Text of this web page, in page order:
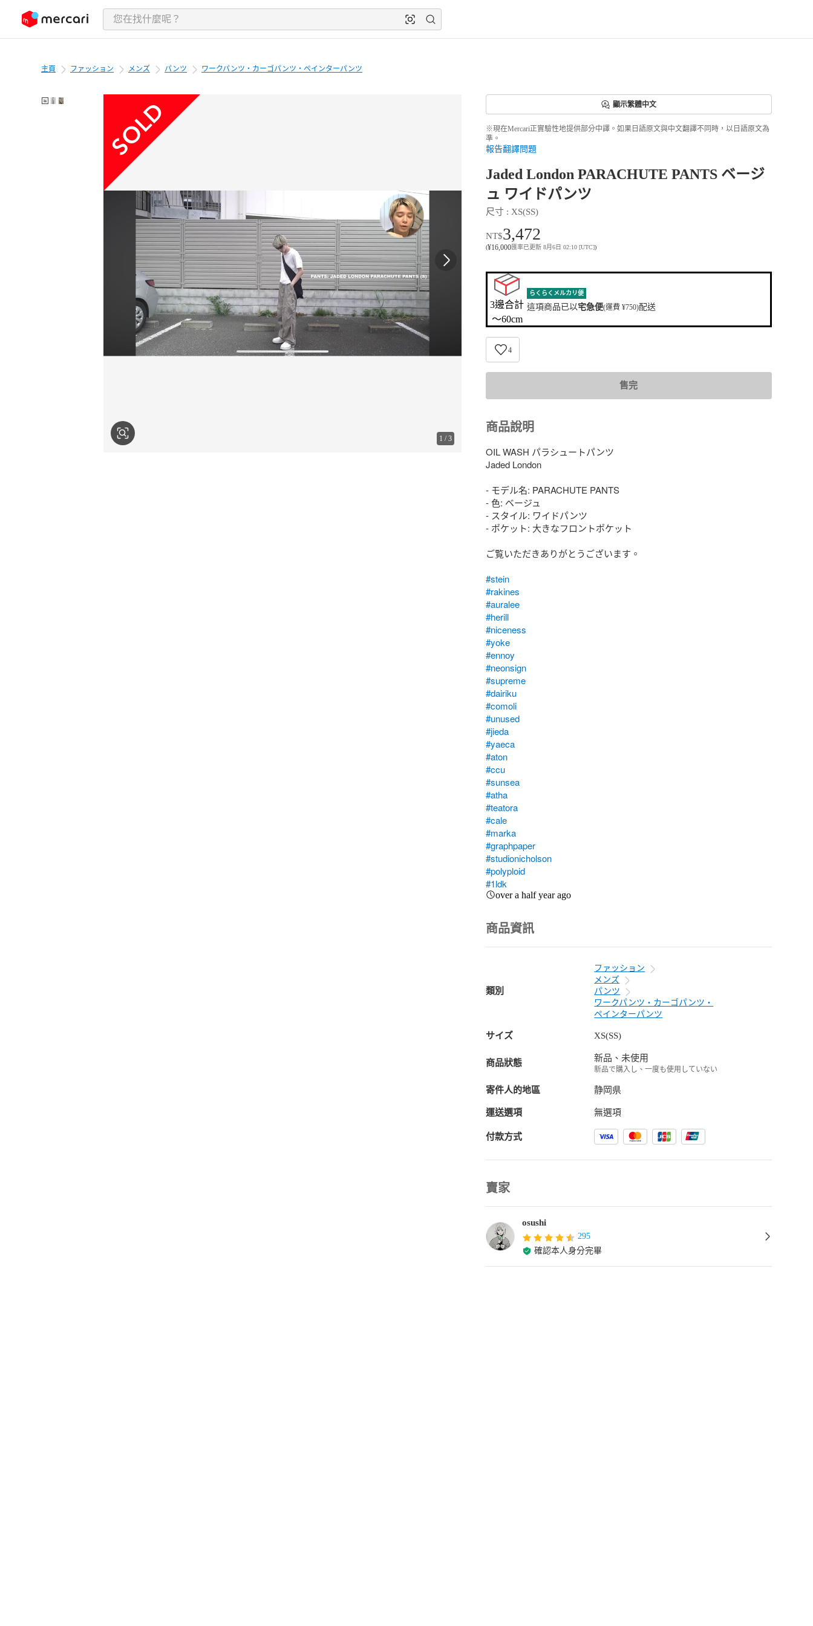
至內容
主頁 ファッション メンズ パンツ ワークパンツ・カーゴパンツ・ペインターパンツ
1 /3
顯示繁體中文
※現在Mercari正實驗性地提供部分中譯。如果日語原文與中文翻譯不同時，以日語原文為
準。
報告翻譯問題
Jaded London PARACHUTE PANTS ベージ
ュ ワイドパンツ
尺寸 : XS(SS)
NT$3,472
(¥16,000匯率已更新 8月6日 02:10 [UTC])
3邊合計
〜60cm
らくらくメルカリ便
這項商品已以宅急便(運費 ¥750)配送
4
售完
商品說明
OIL WASH パラシュートパンツ
Jaded London
- モデル名: PARACHUTE PANTS
- 色: ベージュ
- スタイル: ワイドパンツ
- ポケット: 大きなフロントポケット
ご覧いただきありがとうございます。
#stein
#rakines
#auralee
#herill
#niceness
#yoke
#ennoy
#neonsign
#supreme
#dairiku
#comoli
#unused
#jieda
#yaeca
#aton
#ccu
#sunsea
#atha
#teatora
#cale
#marka
#graphpaper
#studionicholson
#polyploid
#1ldk
over a half year ago
商品資訊
類別
ファッション
メンズ
パンツ
ワークパンツ・カーゴパンツ・
ペインターパンツ
サイズ XS(SS)
商品狀態 新品、未使用
新品で購入し、一度も使用していない
寄件人的地區 静岡県
運送選項 無選項
付款方式
賣家
osushi
295
確認本人身分完畢